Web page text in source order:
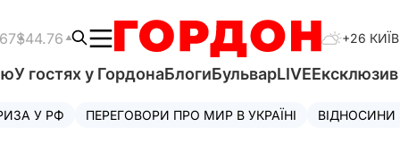
$44.76 +26 КИЇВ
У гостях у ГордонаБлогиБульварLIVE
У РФ ПЕРЕГОВОРИ ПРО МИР В УКРАЇНІ